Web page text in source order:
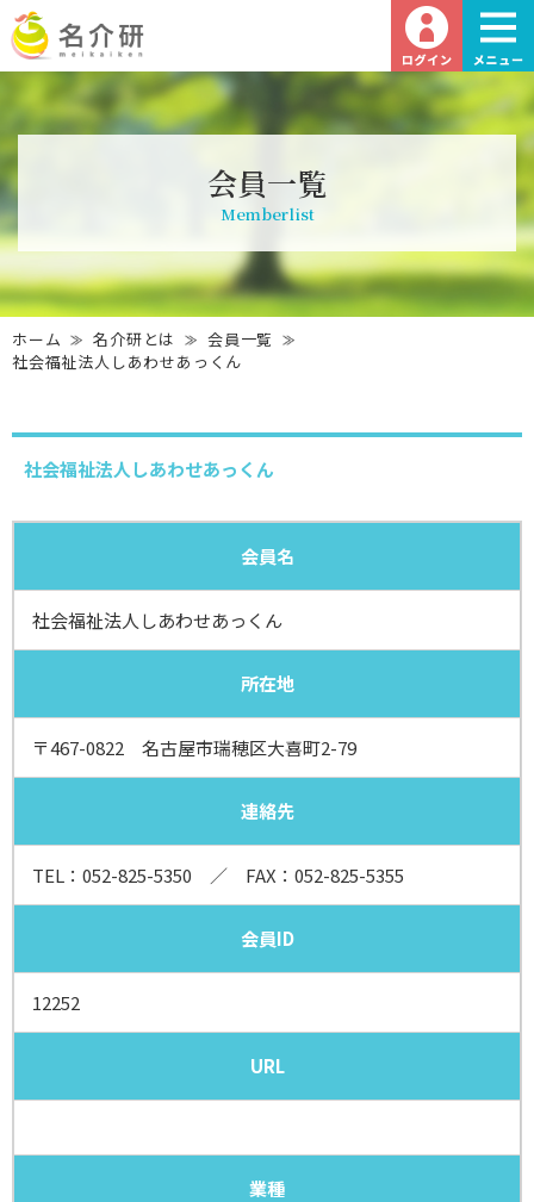
会員一覧
Memberlist
ホーム 名介研とは
会員一覧
社会福祉法人しあわせあっくん
社会福祉法人しあわせあっくん
会員名
社会福祉法人しあわせあっくん
所在地
〒467-0822 名古屋市瑞穂区大喜町2-79
連絡先
TEL： 052-825-5350 ／ FAX：052-825-5355
会員ID
12252
URL
業種